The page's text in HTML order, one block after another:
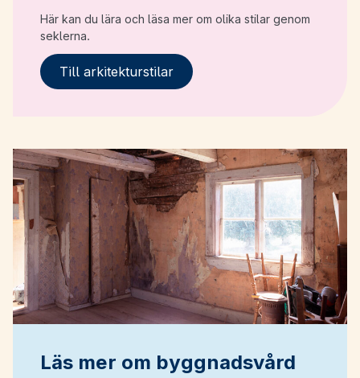
Här kan du lära och läsa mer om olika stilar genom
seklerna.
Till arkitekturstilar
Läs mer om byggnadsvård